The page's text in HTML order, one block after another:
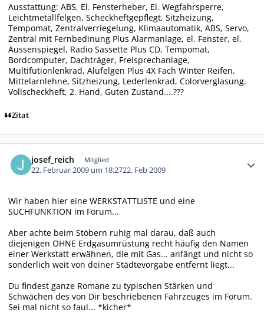
Ausstattung: ABS, El. Fensterheber, El. Wegfahrsperre,
Leichtmetallfelgen, Scheckheftgepflegt, Sitzheizung,
Tempomat, Zentralverriegelung, Klimaautomatik, ABS, Servo,
Zentral mit Fernbedinung Plus Alarmanlage, el. Fenster, el.
Aussenspiegel, Radio Sassette Plus CD, Tempomat,
Bordcomputer, Dachträger, Freisprechanlage,
Multifutionlenkrad, Alufelgen Plus 4X Fach Winter Reifen,
Mittelarnlehne, Sitzheizung, Lederlenkrad, Colorverglasung.
Vollscheckheft, 2. Hand, Guten Zustand....???
Zitat
josef_reich Mitglied
22. Februar 2009 um 18:2722. Feb 2009
Wir haben hier eine WERKSTATTLISTE und eine
SUCHFUNKTION im Forum...
Aber achte beim Stöbern ruhig mal darau, daß auch
diejenigen OHNE Erdgasumrüstung recht häufig den Namen
einer Werkstatt erwähnen, die mit Gas... anfängt und nicht so
sonderlich weit von deiner Städtevorgabe entfernt liegt...
Du findest ganze Romane zu typischen Stärken und
Schwächen des von Dir beschriebenen Fahrzeuges im Forum.
Sei mal nicht so faul... *kicher*